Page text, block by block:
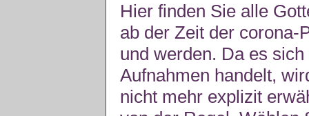
Hier finden Sie alle
ab der Zeit der corona-
und werden. Da es
Aufnahmen handelt,
nicht mehr explizit